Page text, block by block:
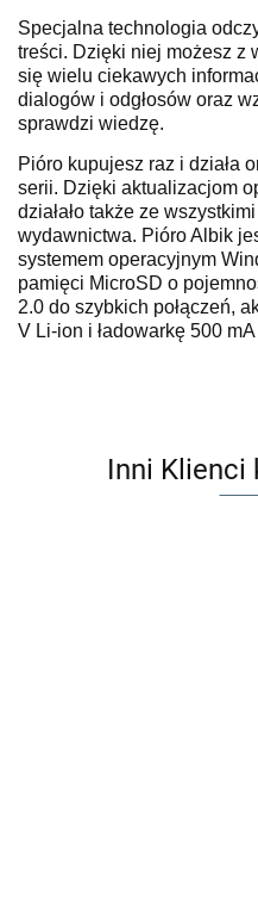
Specjalna technologia
treści. Dzięki niej możesz z
się wielu ciekawych
dialogów i odgłosów oraz
sprawdzi wiedzę.
Pióro kupujesz raz i działa
serii. Dzięki aktualizacjom
działało także ze
wydawnictwa. Pióro Albik
systemem operacyjnym
pamięci MicroSD o
2.0 do szybkich połączeń,
V Li-ion i ładowarkę 500 mA
Inni Klienci